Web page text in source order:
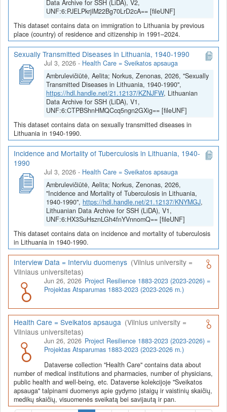
Data Archive for SSH (LiDA), V2,
UNF:6:PJELPkrjlM22Bg70LrD2cA== [fileUNF]
This dataset contains data on immigration to Lithuania by previous
place (country) of residence and citizenship in 1991–2024.
Sexually Transmitted Diseases in Lithuania, 1940-1990
Jul 3, 2026 - Health Care = Sveikatos apsauga
Ambrulevičiūtė, Aelita; Norkus, Zenonas, 2026, "Sexually
Transmitted Diseases in Lithuania, 1940-1990",
https://hdl.handle.net/21.12137/KZNJFW, Lithuanian
Data Archive for SSH (LiDA), V1,
UNF:6:CTPBShnHMQCcq5ngn2GXig== [fileUNF]
This dataset contains data on sexually transmitted diseases in
Lithuania in 1940-1990.
Incidence and Mortality of Tuberculosis in Lithuania, 1940-
1990
Jul 3, 2026 - Health Care = Sveikatos apsauga
Ambrulevičiūtė, Aelita; Norkus, Zenonas, 2026,
"Incidence and Mortality of Tuberculosis in Lithuania,
1940-1990", https://hdl.handle.net/21.12137/KNYMGJ,
Lithuanian Data Archive for SSH (LiDA), V1,
UNF:6:HX3SuHsznLGh4fnYVnnomQ== [fileUNF]
This dataset contains data on incidence and mortality of tuberculosis
in Lithuania in 1940-1990.
Interview Data = Interviu duomenys (Vilnius university =
Vilniaus universitetas)
Jun 26, 2026 Project Resilience 1883-2023 (2023-2026) =
Projektas Atsparumas 1883-2023 (2023-2026 m.)
Health Care = Sveikatos apsauga (Vilnius university =
Vilniaus universitetas)
Jun 26, 2026 Project Resilience 1883-2023 (2023-2026) =
Projektas Atsparumas 1883-2023 (2023-2026 m.)
Dataverse collection "Health Care" contains data about
number of medical institutions and pharmacies, number of physicians,
public health and well-being, etc. Dataverse kolekcijoje "Sveikatos
apsauga" talpinami duomenys apie gydymo įstaigų ir vaistinių skaičių,
medikų skaičių, visuomenės sveikatą bei savijautą ir pan.